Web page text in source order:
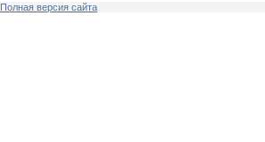
Полная версия сайта